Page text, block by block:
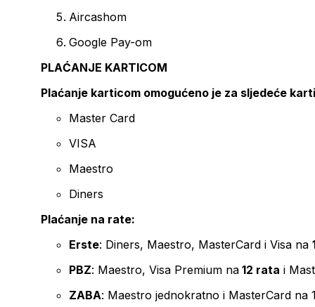
Aircashom
Google Pay-om
PLAĆANJE KARTICOM
Plaćanje karticom omogućeno je za sljedeće
Master Card
VISA
Maestro
Diners
Plaćanje na rate:
Erste: Diners, Maestro, MasterCard i Visa na
PBZ: Maestro, Visa Premium na 12 rata i
ZABA: Maestro jednokratno i MasterCard na